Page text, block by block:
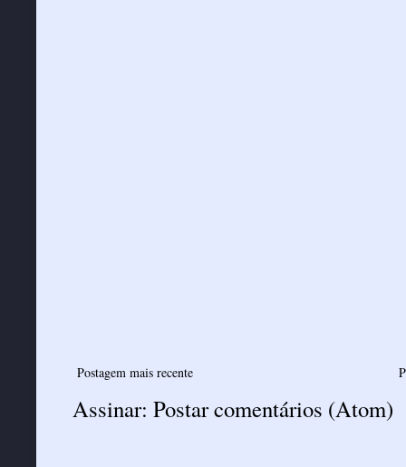
Postagem mais recente
Assinar: Postar comentários (Atom)